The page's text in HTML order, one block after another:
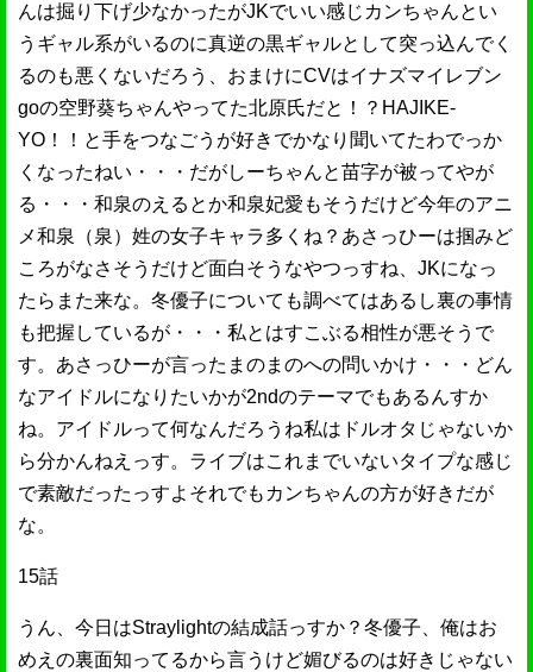
んは掘り下げ少なかったがJKでいい感じカンちゃんとい
うギャル系がいるのに真逆の黒ギャルとして突っ込んでく
るのも悪くないだろう、おまけにCVはイナズマイレブン
goの空野葵ちゃんやってた北原氏だと！？HAJIKE-
YO！！と手をつなごうが好きでかなり聞いてたわでっか
くなったねい・・・だがしーちゃんと苗字が被ってやが
る・・・和泉のえるとか和泉妃愛もそうだけど今年のアニ
メ和泉（泉）姓の女子キャラ多くね？あさっひーは掴みど
ころがなさそうだけど面白そうなやつっすね、JKになっ
たらまた来な。冬優子についても調べてはあるし裏の事情
も把握しているが・・・私とはすこぶる相性が悪そうで
す。あさっひーが言ったまのまのへの問いかけ・・・どん
なアイドルになりたいかが2ndのテーマでもあるんすか
ね。アイドルって何なんだろうね私はドルオタじゃないか
ら分かんねえっす。ライブはこれまでいないタイプな感じ
で素敵だったっすよそれでもカンちゃんの方が好きだが
な。
15話
うん、今日はStraylightの結成話っすか？冬優子、俺はお
めえの裏面知ってるから言うけど媚びるのは好きじゃない